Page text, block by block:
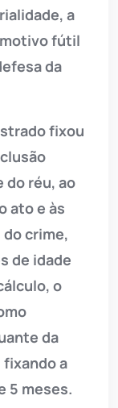
a
fútil
da
fixou
do réu, ao
ato e às
crime,
de idade
o
da
a
5 meses.